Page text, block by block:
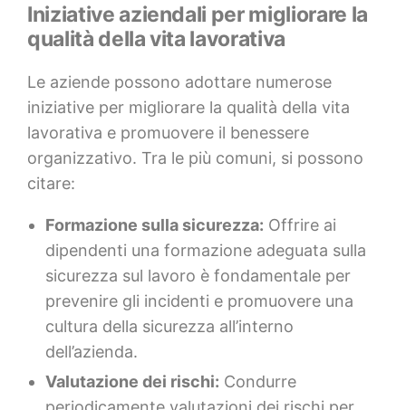
Iniziative aziendali per migliorare la
qualità della vita lavorativa
Le aziende possono adottare numerose
iniziative per migliorare la qualità della vita
lavorativa e promuovere il benessere
organizzativo. Tra le più comuni, si possono
citare:
Formazione sulla sicurezza: Offrire ai
dipendenti una formazione adeguata sulla
sicurezza sul lavoro è fondamentale per
prevenire gli incidenti e promuovere una
cultura della sicurezza all’interno
dell’azienda.
Valutazione dei rischi: Condurre